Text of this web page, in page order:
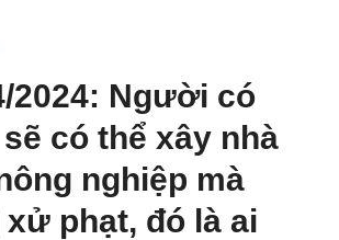
2024: Người có
có thể xây nhà
nghiệp mà
phạt, đó là ai